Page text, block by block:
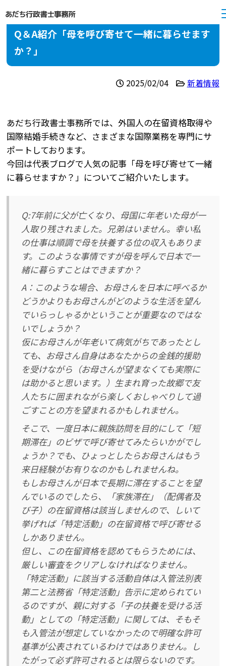
Q＆A紹介「母を呼び寄せて一緒に暮らせます
か？」
2025/02/04 新着情報
あだち行政書士事務所では、外国人の在留資格取得や
国際結婚手続きなど、さまざまな国際業務を専門にサ
ポートしております。
今回は代表ブログで人気の記事「母を呼び寄せて一緒
に暮らせますか？」についてご紹介いたします。
Q:7年前に父が亡くなり、母国に年老いた母が一
人取り残されました。兄弟はいません。幸い私
の仕事は順調で母を扶養する位の収入もありま
す。このような事情ですが母を呼んで日本で一
緒に暮らすことはできますか？
A：このような場合、お母さんを日本に呼べるか
どうかよりもお母さんがどのような生活を望ん
でいらっしゃるかということが重要なのではな
いでしょうか？
仮にお母さんが年老いて病気がちであったとし
ても、お母さん自身はあなたからの金銭的援助
を受けながら（お母さんが望まなくても実際に
は助かると思います。）生まれ育った故郷で友
人たちに囲まれながら楽しくおしゃべりして過
ごすことの方を望まれるかもしれません。
そこで、一度日本に親族訪問を目的にして「短
期滞在」のビザで呼び寄せてみたらいかがでし
ょうか？でも、ひょっとしたらお母さんはもう
来日経験がお有りなのかもしれませんね。
もしお母さんが日本で長期に滞在することを望
んでいるのでしたら、「家族滞在」（配偶者及
び子）の在留資格は該当しませんので、しいて
挙げれば「特定活動」の在留資格で呼び寄せる
しかありません。
但し、この在留資格を認めてもらうためには、
厳しい審査をクリアしなければなりません。
「特定活動」に該当する活動自体は入管法別表
第二と法務省「特定活動」告示に定められてい
るのですが、親に対する「子の扶養を受ける活
動」としての「特定活動」に関しては、そもそ
も入管法が想定していなかったので明確な許可
基準が公表されているわけではありません。し
たがって必ず許可されるとは限らないのです。